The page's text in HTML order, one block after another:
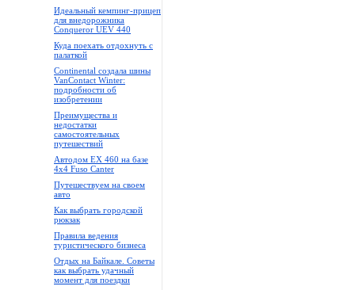
Идеальный кемпинг-прицеп
для внедорожника
Conqueror UEV 440
Куда поехать отдохнуть с
палаткой
Continental создала шины
VanContact Winter:
подробности об
изобретении
Преимущества и
недостатки
самостоятельных
путешествий
Автодом EX 460 на базе
4x4 Fuso Canter
Путешествуем на своем
авто
Как выбрать городской
рюкзак
Правила ведения
туристического бизнеса
Отдых на Байкале. Советы
как выбрать удачный
момент для поездки